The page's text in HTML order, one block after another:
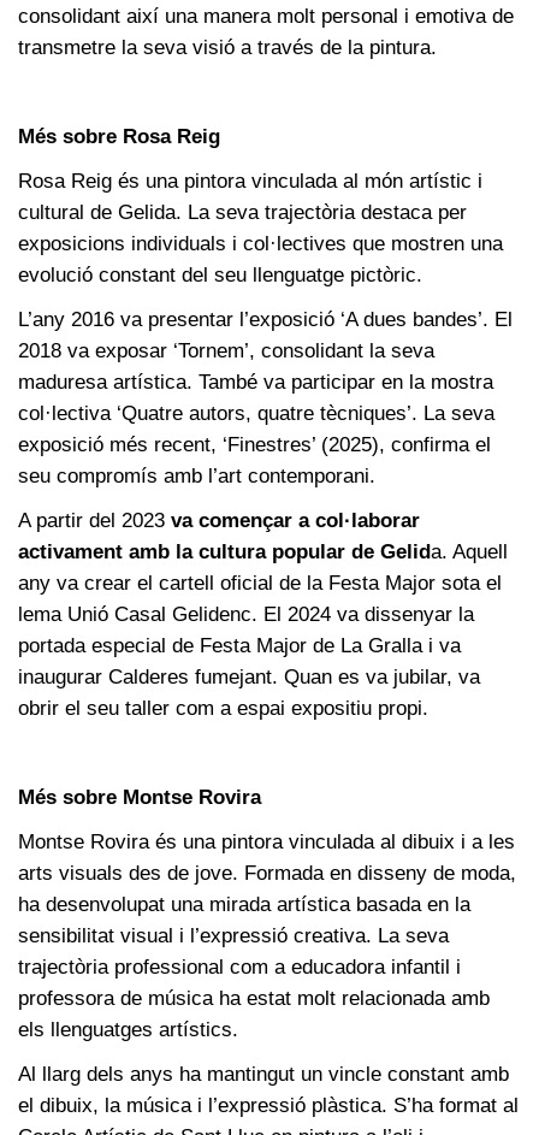
consolidant així una manera molt personal i emotiva de
transmetre la seva visió a través de la pintura.
Més sobre Rosa Reig
Rosa Reig és una pintora vinculada al món artístic i
cultural de Gelida. La seva trajectòria destaca per
exposicions individuals i col·lectives que mostren una
evolució constant del seu llenguatge pictòric.
L’any 2016 va presentar l’exposició ‘A dues bandes’. El
2018 va exposar ‘Tornem’, consolidant la seva
maduresa artística. També va participar en la mostra
col·lectiva ‘Quatre autors, quatre tècniques’. La seva
exposició més recent, ‘Finestres’ (2025), confirma el
seu compromís amb l’art contemporani.
A partir del 2023 va començar a col·laborar
activament amb la cultura popular de Gelida. Aquell
any va crear el cartell oficial de la Festa Major sota el
lema Unió Casal Gelidenc. El 2024 va dissenyar la
portada especial de Festa Major de La Gralla i va
inaugurar Calderes fumejant. Quan es va jubilar, va
obrir el seu taller com a espai expositiu propi.
Més sobre Montse Rovira
Montse Rovira és una pintora vinculada al dibuix i a les
arts visuals des de jove. Formada en disseny de moda,
ha desenvolupat una mirada artística basada en la
sensibilitat visual i l’expressió creativa. La seva
trajectòria professional com a educadora infantil i
professora de música ha estat molt relacionada amb
els llenguatges artístics.
Al llarg dels anys ha mantingut un vincle constant amb
el dibuix, la música i l’expressió plàstica. S’ha format al